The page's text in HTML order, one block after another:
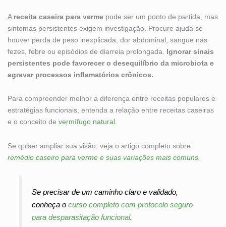
A receita caseira para verme pode ser um ponto de partida, mas
sintomas persistentes exigem investigação. Procure ajuda se
houver perda de peso inexplicada, dor abdominal, sangue nas
fezes, febre ou episódios de diarreia prolongada. Ignorar sinais
persistentes pode favorecer o desequilíbrio da microbiota e
agravar processos inflamatórios crônicos.
Para compreender melhor a diferença entre receitas populares e
estratégias funcionais, entenda a relação entre receitas caseiras
e o conceito de vermífugo natural.
Se quiser ampliar sua visão, veja o artigo completo sobre
remédio caseiro para verme e suas variações mais comuns
Se precisar de um caminho claro e validado,
conheça ocurso completo com protocolo seguro
para desparasitação funcional.